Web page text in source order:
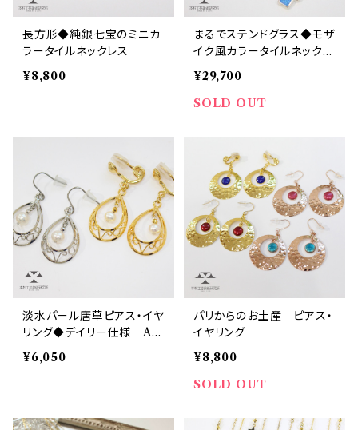
長方形◆純銀七宝のミニカ
ラータイルネックレス
¥8,800
まるでステンドグラス◆モザ
イク風カラータイルネックレ
ス◆当店オリジナル
¥29,700
SOLD OUT
淡水パール唐草ピアス・イヤ
リング◆デイリー仕様 A f
resh water pearl pierci
ngs with arabesque fra
¥6,050
パリからのお土産 ピアス・
イヤリング
¥8,800
SOLD OUT